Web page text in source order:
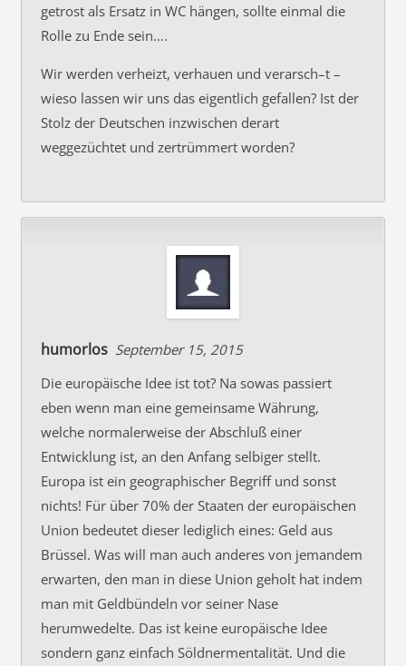
getrost als Ersatz in WC hängen, sollte einmal die
Rolle zu Ende sein….
Wir werden verheizt, verhauen und verarsch–t –
wieso lassen wir uns das eigentlich gefallen? Ist der
Stolz der Deutschen inzwischen derart
weggezüchtet und zertrümmert worden?
humorlos September 15, 2015
Die europäische Idee ist tot? Na sowas passiert
eben wenn man eine gemeinsame Währung,
welche normalerweise der Abschluß einer
Entwicklung ist, an den Anfang selbiger stellt.
Europa ist ein geographischer Begriff und sonst
nichts! Für über 70% der Staaten der europäischen
Union bedeutet dieser lediglich eines: Geld aus
Brüssel. Was will man auch anderes von jemandem
erwarten, den man in diese Union geholt hat indem
man mit Geldbündeln vor seiner Nase
herumwedelte. Das ist keine europäische Idee
sondern ganz einfach Söldnermentalität. Und die